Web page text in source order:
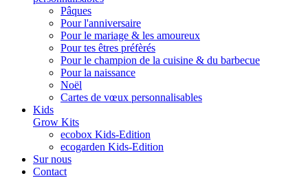
Pâques
Pour l'anniversaire
Pour le mariage & les amoureux
Pour tes êtres préfèrés
Pour le champion de la cuisine & du barbecue
Pour la naissance
Noël
Cartes de vœux personnalisables
Kids
Grow Kits
ecobox Kids-Edition
ecogarden Kids-Edition
Sur nous
Contact